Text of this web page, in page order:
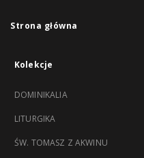
Strona główna
Kolekcje
DOMINIKALIA
LITURGIKA
ŚW. TOMASZ Z AKWINU